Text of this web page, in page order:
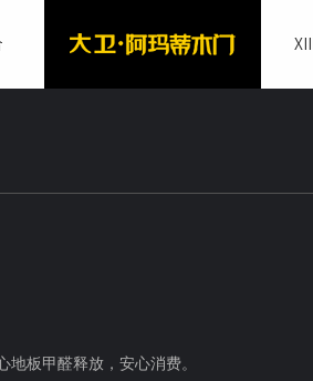
板甲醛释放，安心消费。